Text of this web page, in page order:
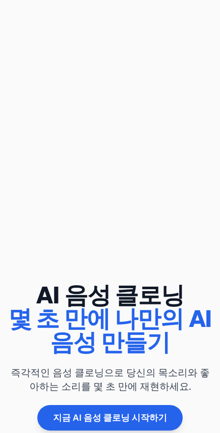
AI 음성 클로닝
몇 초 만에 나만의 AI
음성 만들기
즉각적인 음성 클로닝으로 당신의 목소리와 좋
아하는 소리를 몇 초 만에 재현하세요.
지금 AI 음성 클로닝 시작하기